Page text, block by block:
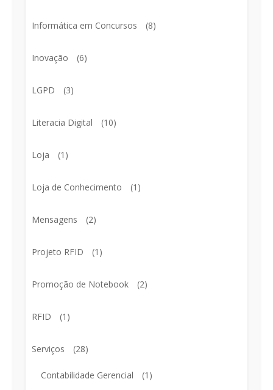
Informática em Concursos (8)
Inovação (6)
LGPD (3)
Literacia Digital (10)
Loja (1)
Loja de Conhecimento (1)
Mensagens (2)
Projeto RFID (1)
Promoção de Notebook (2)
RFID (1)
Serviços (28)
Contabilidade Gerencial (1)